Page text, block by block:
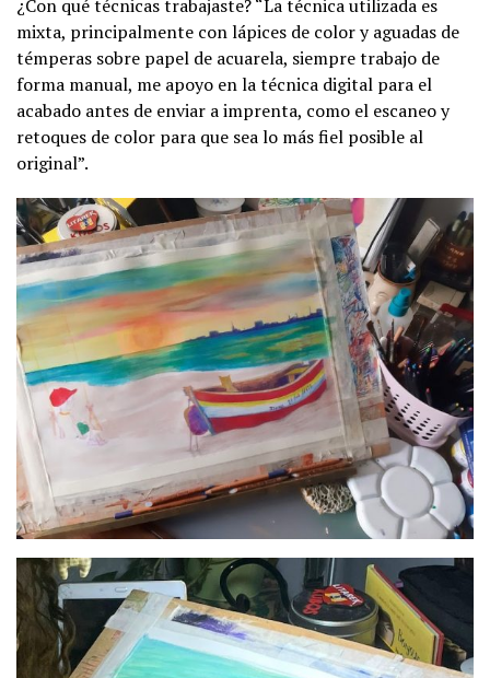
¿Con qué técnicas trabajaste? “La técnica utilizada es
mixta, principalmente con lápices de color y aguadas de
témperas sobre papel de acuarela, siempre trabajo de
forma manual, me apoyo en la técnica digital para el
acabado antes de enviar a imprenta, como el escaneo y
retoques de color para que sea lo más fiel posible al
original”.